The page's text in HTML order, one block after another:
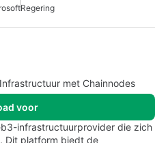
Regering
met Chainnodes
voor
infrastructuurprovider die zich
Dit platform biedt de